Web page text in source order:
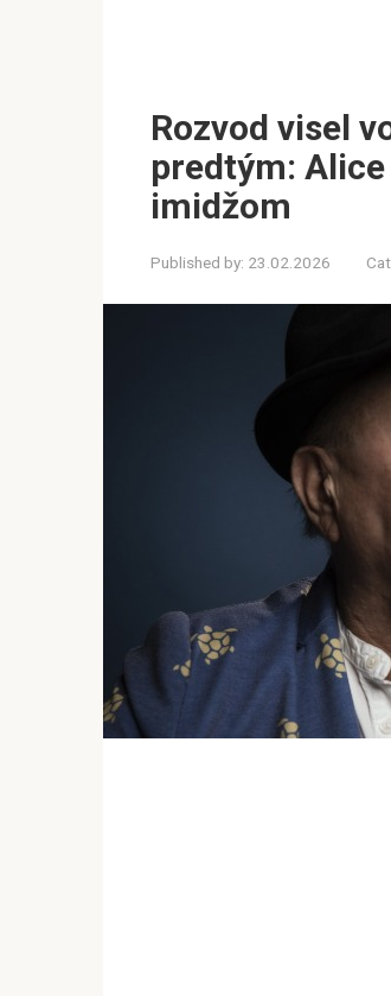
Rozvod visel
predtým:
imidžom
Published by: 23.02.2026